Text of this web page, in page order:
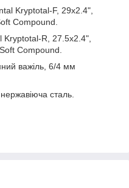
Kryptotal-F, 29x2.4",
Compound.
R, 27.5x2.4",
Compound.
важіль, 6/4 мм
сталь.